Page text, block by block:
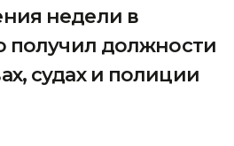
недели в
получил должности
судах и полиции